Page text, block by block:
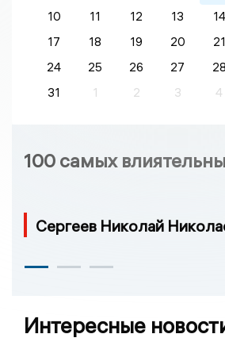
10
11 12 13 14
17
18 19 20 21
24
25 26 27 28
31
1 2 3 4
100 самых
Сергеев Николай
Интересные